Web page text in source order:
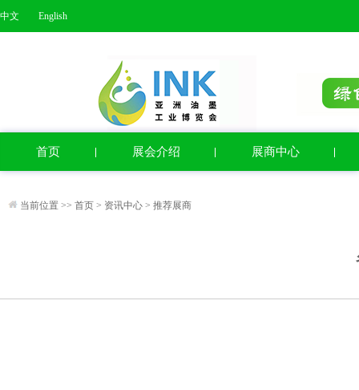
中文 English
首页 展会介绍 展商中心
当前位置 >> 首页 > 资讯中心 > 推荐展商